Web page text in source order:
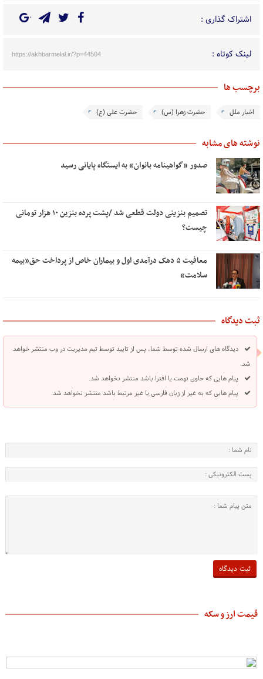
اشتراک گذاری :
لینک کوتاه : https://akhbarmelal.ir/?p=44504
برچسب ها
اخبار ملل حضرت زهرا (س) حضرت علی (ع)
نوشته های مشابه
صدور «گواهینامه بانوان» به ایستگاه پایانی رسید
تصمیم بنزینی دولت قطعی شد /پشت پرده بنزین ۱۰ هزار تومانی
چیست؟
معافیت ۵ دهک‌ درآمدی اول و بیماران خاص از پرداخت حق«بیمه
سلامت»
ثبت دیدگاه
دیدگاه های ارسال شده توسط شما، پس از تایید توسط تیم مدیریت در وب منتشر خواهد
شد.
پیام هایی که حاوی تهمت یا افترا باشد منتشر نخواهد شد.
پیام هایی که به غیر از زبان فارسی یا غیر مرتبط باشد منتشر نخواهد شد.
قیمت ارز و سکه